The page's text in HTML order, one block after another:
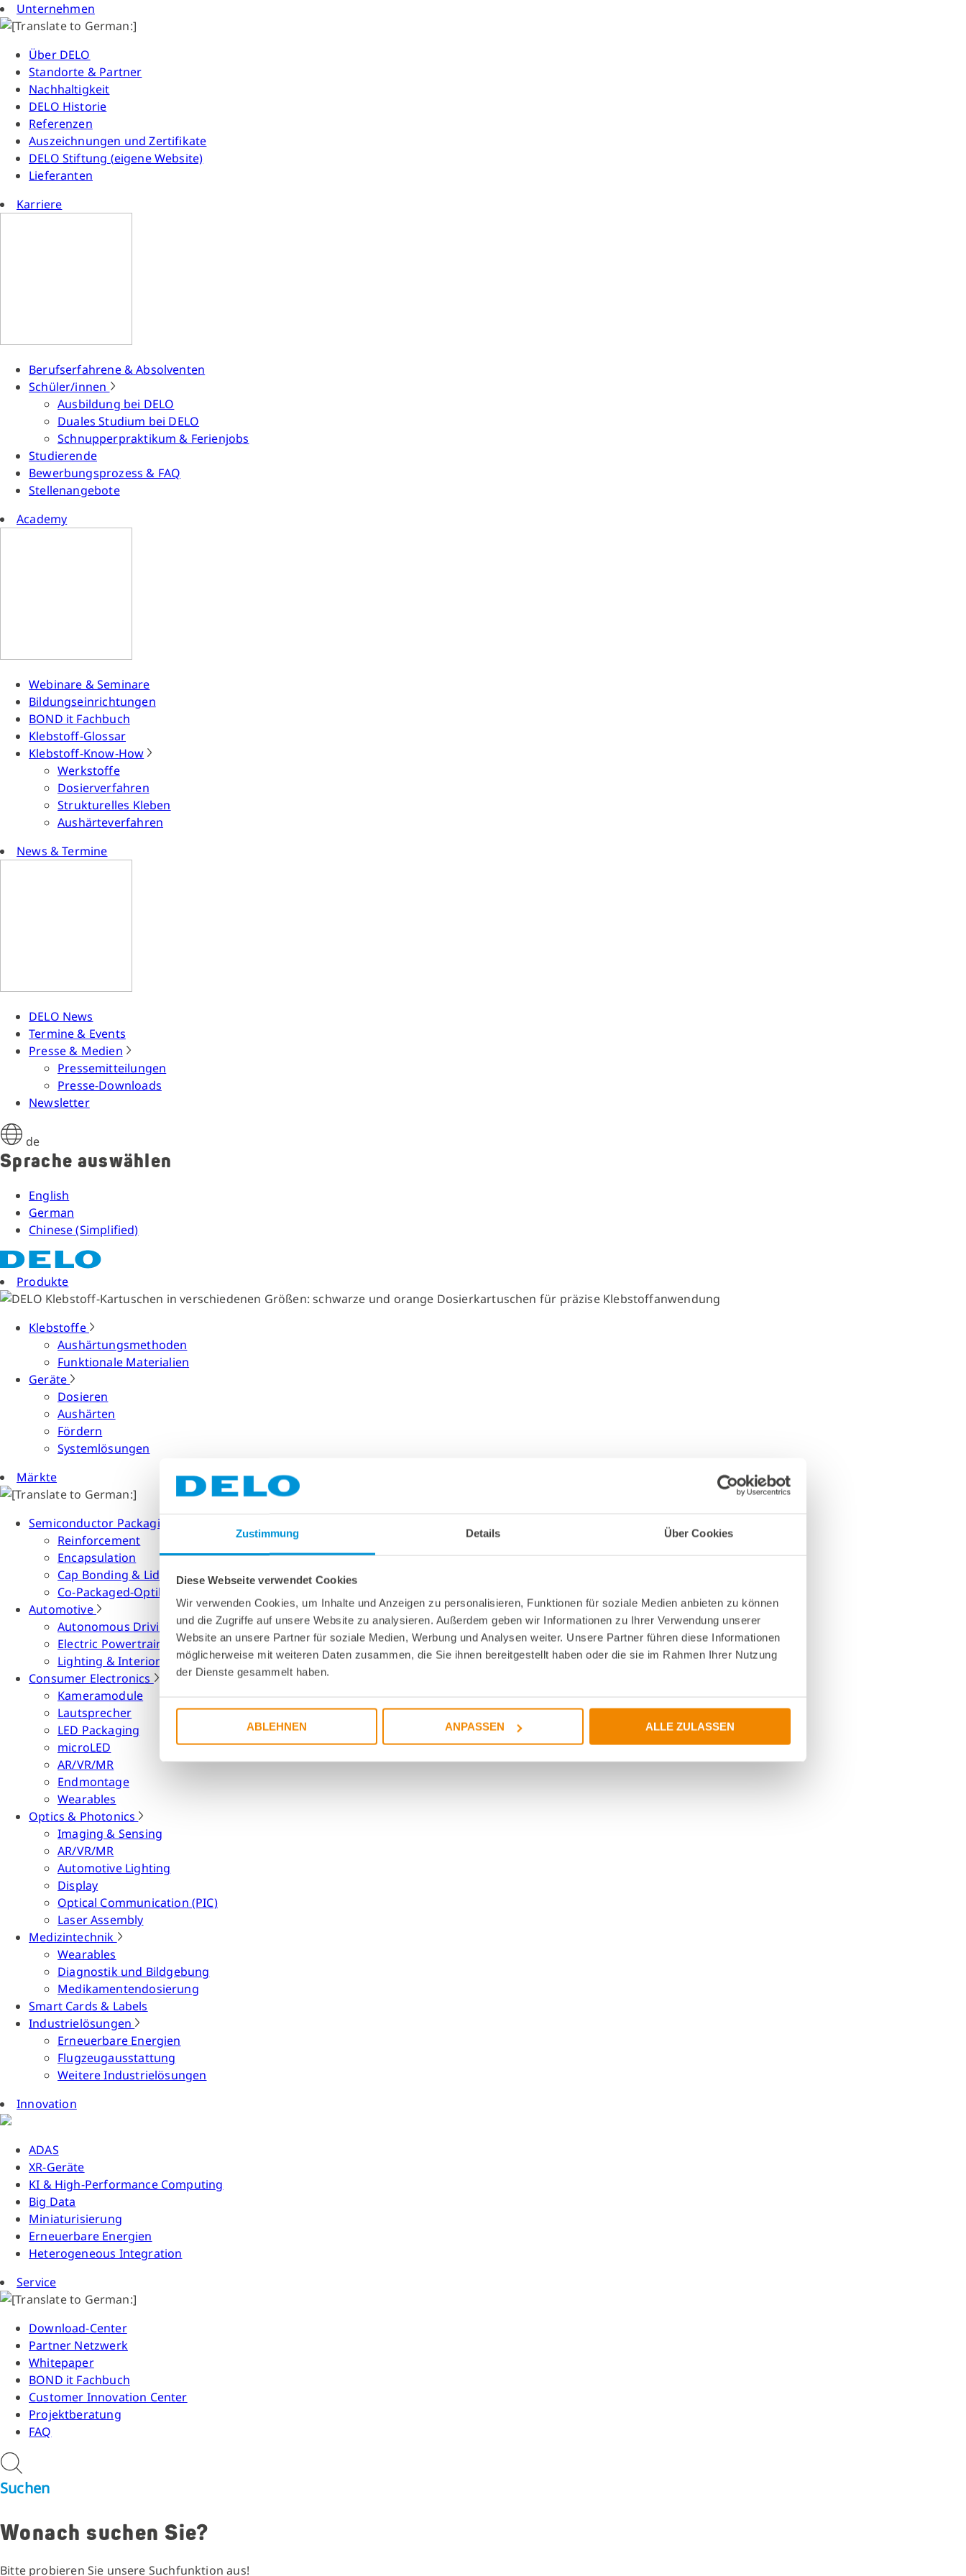
Zustimmung Details Über Cookies
Diese Webseite verwendet Cookies
Wir verwenden Cookies, um Inhalte und Anzeigen zu personalisieren, Funktionen für soziale Medien anbieten zu können
und die Zugriffe auf unsere Website zu analysieren. Außerdem geben wir Informationen zu Ihrer Verwendung unserer
Website an unsere Partner für soziale Medien, Werbung und Analysen weiter. Unsere Partner führen diese Informationen
möglicherweise mit weiteren Daten zusammen, die Sie ihnen bereitgestellt haben oder die sie im Rahmen Ihrer Nutzung
der Dienste gesammelt haben.
ABLEHNEN ANPASSEN ALLE ZULASSEN
Unternehmen
Über DELO
Standorte & Partner
Nachhaltigkeit
DELO Historie
Referenzen
Auszeichnungen und Zertifikate
DELO Stiftung (eigene Website)
Lieferanten
Karriere
Berufserfahrene & Absolventen
Schüler/innen
Ausbildung bei DELO
Duales Studium bei DELO
Schnupperpraktikum & Ferienjobs
Studierende
Bewerbungsprozess & FAQ
Stellenangebote
Academy
Webinare & Seminare
Bildungseinrichtungen
BOND it Fachbuch
Klebstoff-Glossar
Klebstoff-Know-How
Werkstoffe
Dosierverfahren
Strukturelles Kleben
Aushärteverfahren
News & Termine
DELO News
Termine & Events
Presse & Medien
Pressemitteilungen
Presse-Downloads
Newsletter
de
Sprache auswählen
English
German
Chinese (Simplified)
Produkte
Klebstoffe
Aushärtungsmethoden
Funktionale Materialien
Geräte
Dosieren
Aushärten
Fördern
Systemlösungen
Märkte
Semiconductor Packaging
Reinforcement
Encapsulation
Cap Bonding & Lid Attach
Co-Packaged-Optiken
Automotive
Autonomous Driving
Electric Powertrain
Lighting & Interior
Consumer Electronics
Kameramodule
Lautsprecher
LED Packaging
microLED
AR/VR/MR
Endmontage
Wearables
Optics & Photonics
Imaging & Sensing
AR/VR/MR
Automotive Lighting
Display
Optical Communication (PIC)
Laser Assembly
Medizintechnik
Wearables
Diagnostik und Bildgebung
Medikamentendosierung
Smart Cards & Labels
Industrielösungen
Erneuerbare Energien
Flugzeugausstattung
Weitere Industrielösungen
Innovation
ADAS
XR-Geräte
KI & High-Performance Computing
Big Data
Miniaturisierung
Erneuerbare Energien
Heterogeneous Integration
Service
Download-Center
Partner Netzwerk
Whitepaper
BOND it Fachbuch
Customer Innovation Center
Projektberatung
FAQ
Suchen
Wonach suchen Sie?
Bitte probieren Sie unsere Suchfunktion aus!